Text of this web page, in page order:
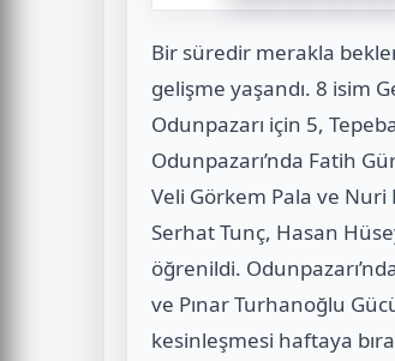
Bir süredir merakla
gelişme yaşandı. 8 isim
Odunpazarı için 5,
Odunpazarı’nda Fatih
Veli Görkem Pala ve Nuri
Serhat Tunç, Hasan
öğrenildi.
ve Pınar Turhanoğlu
kesinleşmesi haftaya